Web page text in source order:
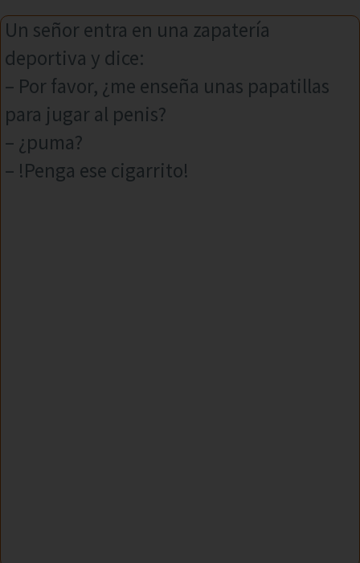
Un señor entra en una zapatería
deportiva y dice:
– Por favor, ¿me enseña unas papatillas
para jugar al penis?
– ¿puma?
– !Penga ese cigarrito!